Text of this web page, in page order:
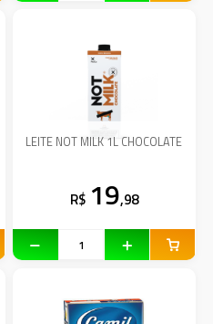
LEITE NOT MILK 1L CHOCOLATE
R$ 19,98